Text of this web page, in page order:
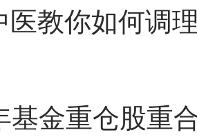
医教你如何调
基金重仓股重